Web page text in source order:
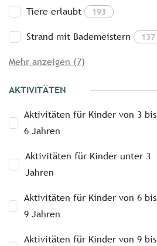
Tiere erlaubt 193
Strand mit Bademeistern 137
Mehr anzeigen (7)
AKTIVITÄTEN
Aktivitäten für Kinder von 3 bis
6 Jahren
Aktivitäten für Kinder unter 3
Jahren
Aktivitäten für Kinder von 6 bis
9 Jahren
Aktivitäten für Kinder von 9 bis